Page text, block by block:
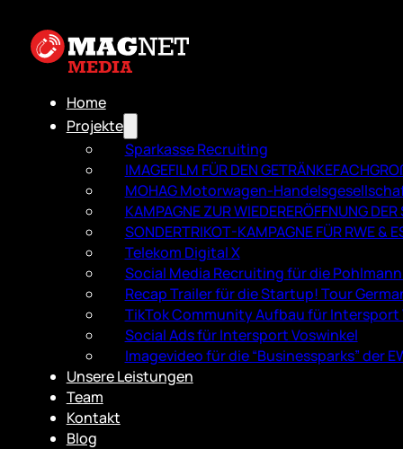
Home
Projekte
Sparkasse Recruiting
IMAGEFILM FÜR DEN
MOHAG Motorwagen-
KAMPAGNE ZUR WIEDERERÖFFNUNG
SONDERTRIKOT-KAMPAGNE FÜR RWE &
Telekom Digital X
Social Media Recruiting für die
Recap Trailer für die Startup! Tour
TikTok Community Aufbau für Intersport
Social Ads für Intersport Voswinkel
Imagevideo für die “Businessparks” der
Unsere Leistungen
Team
Kontakt
Blog